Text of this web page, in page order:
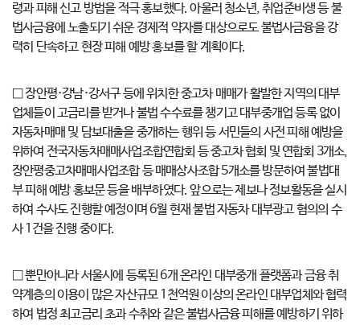
령과 피해 신고 방법을 적극 홍보했다. 아울러 청소년, 취업준비생 등 불
법사금융에 노출되기 쉬운 경제적 약자를 대상으로도 불법사금융을 강
력히 단속하고 현장 피해 예방 홍보를 할 계획이다.
□ 장안평·강남·강서구 등에 위치한 중고차 매매가 활발한 지역의 대부
업체들이 고금리를 받거나 불법 수수료를 챙기고 대부중개업 등록 없이
자동차매매 및 담보대출을 중개하는 행위 등 서민들의 사전 피해 예방을
위하여 전국자동차매매사업조합연합회 등 중고차 협회 및 연합회 3개소,
장안평중고차매매사업조합 등 매매상사조합 5개소를 방문하여 불법대
부 피해 예방 홍보문 등을 배부하였다. 앞으로는 제보나 정보활동을 실시
하여 수사도 진행할 예정이며 6월 현재 불법 자동차 대부광고 혐의의 수
사 1건을 진행 중이다.
□ 뿐만아니라 서울시에 등록된 6개 온라인 대부중개 플랫폼과 금융 취
약계층의 이용이 많은 자산규모 1천억원 이상의 온라인 대부업체와 협력
하여 법정 최고금리 초과 수취와 같은 불법사금융 피해를 예방하기 위하